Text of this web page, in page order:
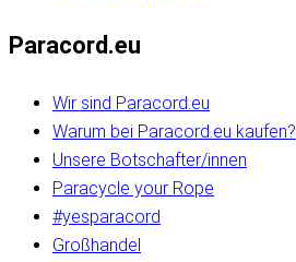
Paracord.eu
Wir sind Paracord.eu
Warum bei Paracord.eu kaufen?
Unsere Botschafter/innen
Paracycle your Rope
#yesparacord
Großhandel